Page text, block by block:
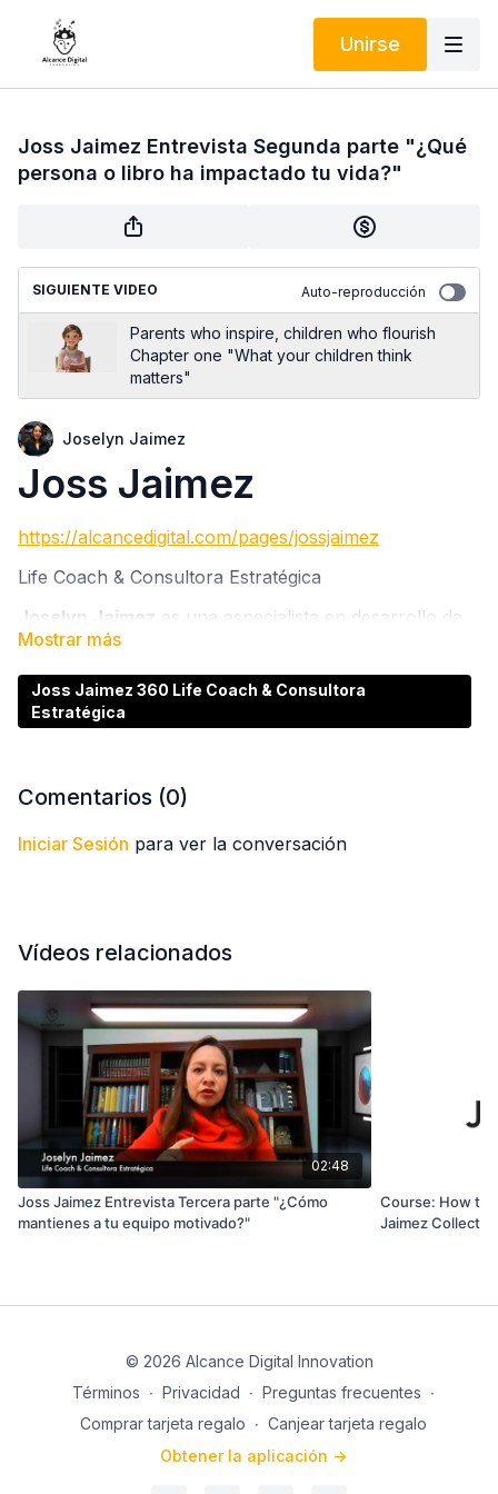
Unirse
Joss Jaimez Entrevista Segunda parte "¿Qué
persona o libro ha impactado tu vida?"
SIGUIENTE VIDEO Auto-reproducción
Parents who inspire, children who flourish
Chapter one "What your children think
matters"
Joselyn Jaimez
Joss Jaimez
https://alcancedigital.com/pages/jossjaimez
Life Coach & Consultora Estratégica
Joselyn Jaimez es una especialista en desarrollo de
liderazgo con más de dos décadas de experiencia,
Se enfoca en reclutar y capacitar talento para formar
equipos competentes y lograr resultados.
Ha colaborado en campañas de valores, educación y
productividad y calidad de vida de empresarios y
Joss Jaimez 360 Life Coach & Consultora
Estratégica
Comentarios (0)
Iniciar Sesión para ver la conversación
Vídeos relacionados
02:48
Joss Jaimez Entrevista Tercera parte "¿Cómo
mantienes a tu equipo motivado?"
Course: How to
Jaimez
© 2026 Alcance Digital Innovation
Términos ∙ Privacidad ∙ Preguntas frecuentes ∙
Comprar tarjeta regalo ∙ Canjear tarjeta regalo
Obtener la aplicación ->